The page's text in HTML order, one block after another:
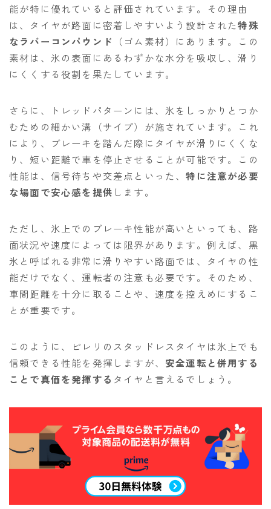
能が特に優れていると評価されています。その理由
は、タイヤが路面に密着しやすいよう設計された特殊
なラバーコンパウンド
（ゴム素材）にあります。この
素材は、氷の表面にあるわずかな水分を吸収し、滑り
にくくする役割を果たしています。
さらに、トレッドパターンには、氷をしっかりとつか
むための細かい溝（サイプ）が施されています。これ
により、ブレーキを踏んだ際にタイヤが滑りにくくな
り、短い距離で車を停止させることが可能です。この
性能は、信号待ちや交差点といった、特に注意が必要
な場面で安心感を提供 します。
ただし、氷上でのブレーキ性能が高いといっても、路
面状況や速度によっては限界があります。例えば、黒
氷と呼ばれる非常に滑りやすい路面では、タイヤの性
能だけでなく、運転者の注意も必要です。そのため、
車間距離を十分に取ることや、速度を控えめにするこ
とが重要です。
このように、ピレリのスタッドレスタイヤは氷上でも
信頼できる性能を発揮しますが、 安全運転と併用する
ことで真価を発揮する タイヤと言えるでしょう。